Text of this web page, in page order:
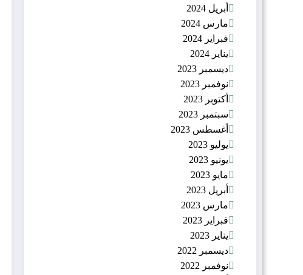
أبريل 2024
مارس 2024
فبراير 2024
يناير 2024
ديسمبر 2023
نوفمبر 2023
أكتوبر 2023
سبتمبر 2023
أغسطس 2023
يوليو 2023
يونيو 2023
مايو 2023
أبريل 2023
مارس 2023
فبراير 2023
يناير 2023
ديسمبر 2022
نوفمبر 2022